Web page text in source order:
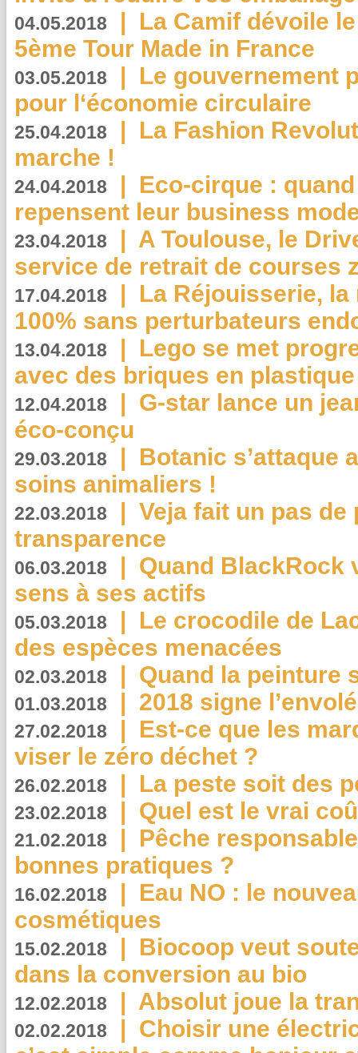
04.05.2018 | La Camif dévoile
5ème Tour Made in France
03.05.2018 | Le gouvernement
pour l‘économie circulaire
25.04.2018 | La Fashion
marche !
24.04.2018 | Eco-cirque :
repensent leur business
23.04.2018 | A Toulouse, le
service de retrait de courses
17.04.2018 | La Réjouisserie,
100% sans perturbateurs
13.04.2018 | Lego se met
avec des briques en
12.04.2018 | G-star lance un
éco-conçu
29.03.2018 | Botanic s’attaque
soins animaliers !
22.03.2018 | Veja fait un pas de
transparence
06.03.2018 | Quand BlackRock
sens à ses actifs
05.03.2018 | Le crocodile de
des espèces menacées
02.03.2018 | Quand la peinture
01.03.2018 | 2018 signe
27.02.2018 | Est-ce que les
viser le zéro déchet ?
26.02.2018 | La peste soit des
23.02.2018 | Quel est le vrai
21.02.2018 | Pêche
bonnes pratiques ?
16.02.2018 | Eau NO : le
cosmétiques
15.02.2018 | Biocoop veut
dans la conversion au bio
12.02.2018 | Absolut joue la
02.02.2018 | Choisir une